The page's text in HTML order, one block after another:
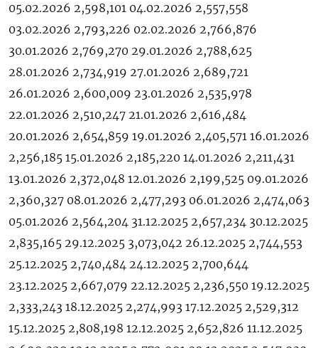
05.02.2026 2,598,101 04.02.2026 2,557,558
03.02.2026 2,793,226 02.02.2026 2,766,876
30.01.2026 2,769,270 29.01.2026 2,788,625
28.01.2026 2,734,919 27.01.2026 2,689,721
26.01.2026 2,600,009 23.01.2026 2,535,978
22.01.2026 2,510,247 21.01.2026 2,616,484
20.01.2026 2,654,859 19.01.2026 2,405,571 16.01.2026
2,256,185 15.01.2026 2,185,220 14.01.2026 2,211,431
13.01.2026 2,372,048 12.01.2026 2,199,525 09.01.2026
2,360,327 08.01.2026 2,477,293 06.01.2026 2,474,063
05.01.2026 2,564,204 31.12.2025 2,657,234 30.12.2025
2,835,165 29.12.2025 3,073,042 26.12.2025 2,744,553
25.12.2025 2,740,484 24.12.2025 2,700,644
23.12.2025 2,667,079 22.12.2025 2,236,550 19.12.2025
2,333,243 18.12.2025 2,274,993 17.12.2025 2,529,312
15.12.2025 2,808,198 12.12.2025 2,652,826 11.12.2025